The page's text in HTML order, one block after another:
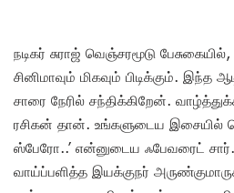
நடிகர் சுராஜ் வெஞ்சரமூடு
சினிமாவும் மிகவும் பிடிக்கும்.
சாரை நேரில் சந்திக்கிறேன்.
ரசிகன் தான். உங்களுடைய இசையில்
ஸ்பேரோ..’ என்னுடைய ஃபேவரைட் சார்.
வாய்ப்பளித்த இயக்குநர்